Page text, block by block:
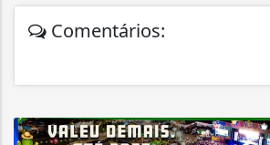
Comentários: